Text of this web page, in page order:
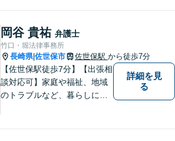
岡谷 貴祐 弁護士
竹口・堀法律事務所
長崎県|佐世保市 佐世保駅 から徒歩7分
【佐世保駅徒歩7分】【出張相
談対応可】家庭や福祉、地域
のトラブルなど、暮らしに根
詳細を見
る